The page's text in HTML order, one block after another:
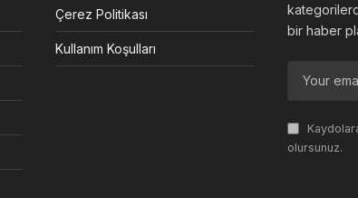
Çerez Politikası
Kullanım Koşulları
bir haber
olursunuz.